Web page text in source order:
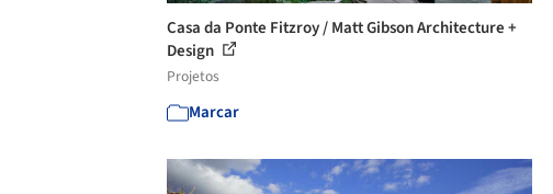
Casa da Ponte Fitzroy / Matt Gibson Architecture +
Design
Projetos
Marcar